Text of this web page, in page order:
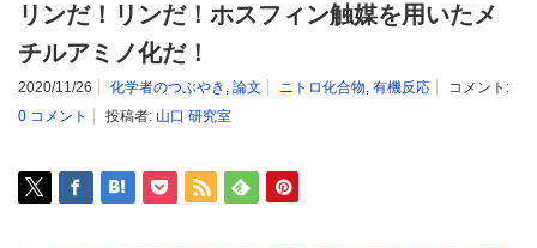
リンだ！リンだ！ホスフィン触媒を用いたメ
チルアミノ化だ！
2020/11/26 化学者のつぶやき , 論文 ニトロ化合物, 有機反応
コメント:
0 コメント
投稿者: 山口 研究室